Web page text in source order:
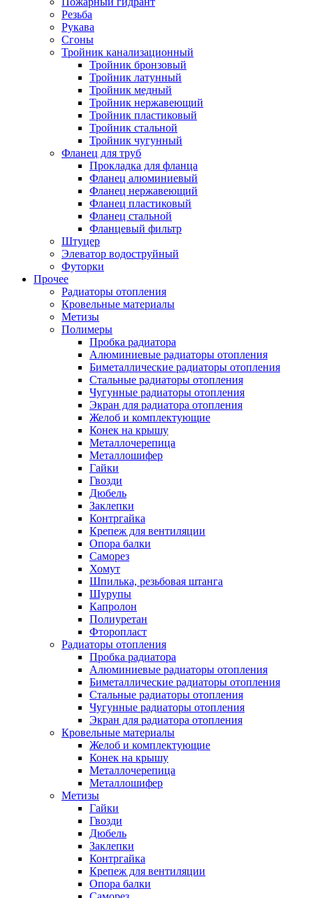
Резьба
Рукава
Сгоны
Тройник канализационный
Тройник бронзовый
Тройник латунный
Тройник медный
Тройник нержавеющий
Тройник пластиковый
Тройник стальной
Тройник чугунный
Фланец для труб
Прокладка для фланца
Фланец алюминиевый
Фланец нержавеющий
Фланец пластиковый
Фланец стальной
Фланцевый фильтр
Штуцер
Элеватор водоструйный
Футорки
Прочее
Радиаторы отопления
Кровельные материалы
Метизы
Полимеры
Пробка радиатора
Алюминиевые радиаторы отопления
Биметаллические радиаторы отопления
Стальные радиаторы отопления
Чугунные радиаторы отопления
Экран для радиатора отопления
Желоб и комплектующие
Конек на крышу
Металлочерепица
Металлошифер
Гайки
Гвозди
Дюбель
Заклепки
Контргайка
Крепеж для вентиляции
Опора балки
Саморез
Хомут
Шпилька, резьбовая штанга
Шурупы
Капролон
Полиуретан
Фторопласт
Радиаторы отопления
Пробка радиатора
Алюминиевые радиаторы отопления
Биметаллические радиаторы отопления
Стальные радиаторы отопления
Чугунные радиаторы отопления
Экран для радиатора отопления
Кровельные материалы
Желоб и комплектующие
Конек на крышу
Металлочерепица
Металлошифер
Метизы
Гайки
Гвозди
Дюбель
Заклепки
Контргайка
Крепеж для вентиляции
Опора балки